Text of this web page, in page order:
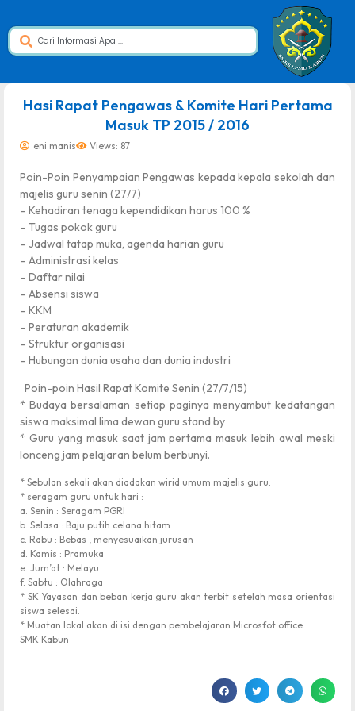
Hasi Rapat Pengawas & Komite Hari Pertama
Masuk TP 2015 / 2016
eni manis Views: 87
Poin-Poin Penyampaian Pengawas kepada kepala sekolah dan
majelis guru senin (27/7)
– Kehadiran tenaga kependidikan harus 100 %
– Tugas pokok guru
– Jadwal tatap muka, agenda harian guru
– Administrasi kelas
– Daftar nilai
– Absensi siswa
– KKM
– Peraturan akademik
– Struktur organisasi
– Hubungan dunia usaha dan dunia industri
Poin-poin Hasil Rapat Komite Senin (27/7/15)
* Budaya bersalaman setiap paginya menyambut kedatangan
siswa maksimal lima dewan guru stand by
* Guru yang masuk saat jam pertama masuk lebih awal meski
lonceng jam pelajaran belum berbunyi.
* Sebulan sekali akan diadakan wirid umum majelis guru.
* seragam guru untuk hari :
a. Senin : Seragam PGRI
b. Selasa : Baju putih celana hitam
c. Rabu : Bebas , menyesuaikan jurusan
d. Kamis : Pramuka
e. Jum’at : Melayu
f. Sabtu : Olahraga
* SK Yayasan dan beban kerja guru akan terbit setelah masa orientasi
siswa selesai.
* Muatan lokal akan di isi dengan pembelajaran Microsfot office.
SMK Kabun